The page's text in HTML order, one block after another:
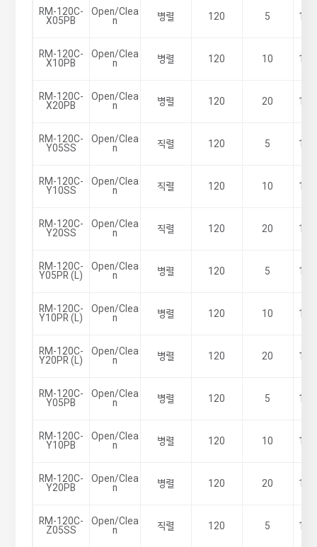
RM-120C-
X05PB
Open/Clea
n
병렬 120 5
RM-120C-
X10PB
Open/Clea
n
병렬 120 10
RM-120C-
X20PB
Open/Clea
n
병렬 120 20
RM-120C-
Y05SS
Open/Clea
n
직렬 120 5
RM-120C-
Y10SS
Open/Clea
n
직렬 120 10
RM-120C-
Y20SS
Open/Clea
n
직렬 120 20
RM-120C-
Y05PR (L)
Open/Clea
n
병렬 120 5
RM-120C-
Y10PR (L)
Open/Clea
n
병렬 120 10
RM-120C-
Y20PR (L)
Open/Clea
n
병렬 120 20
RM-120C-
Y05PB
Open/Clea
n
병렬 120 5
RM-120C-
Y10PB
Open/Clea
n
병렬 120 10
RM-120C-
Y20PB
Open/Clea
n
병렬 120 20
RM-120C-
Z05SS
Open/Clea
n
직렬 120 5